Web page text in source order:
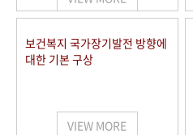
보건복지 국가장기발전 방향에
대한 기본 구상
VIEW MORE